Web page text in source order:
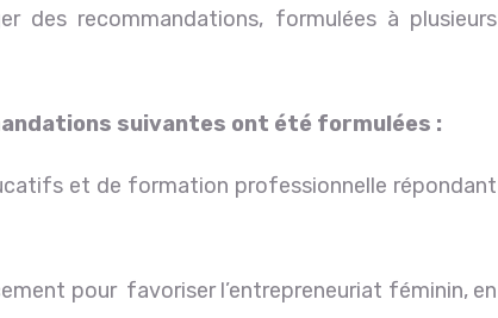
des recommandations, formulées à plusieurs
suivantes ont été formulées :
et de formation professionnelle répondant
pour favoriser l’entrepreneuriat féminin, en